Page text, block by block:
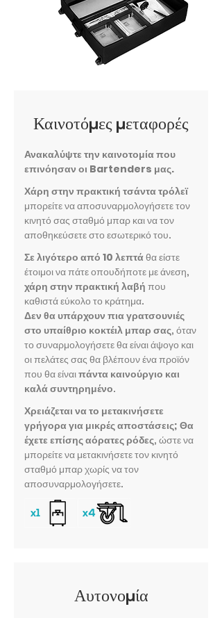
Καινοτόμες μεταφορές
Ανακαλύψτε την καινοτομία που
επινόησαν οι Bartenders μας.
Χάρη στην πρακτική τσάντα τρόλεϊ
μπορείτε να αποσυναρμολογήσετε τον
κινητό σας σταθμό μπαρ και να τον
αποθηκεύσετε στο εσωτερικό του.
Σε λιγότερο από 10 λεπτάθα είστε
έτοιμοι να πάτε οπουδήποτε με άνεση,
χάρη στην πρακτική λαβή που
καθιστά εύκολο το κράτημα.
Δεν θα υπάρχουν πια γρατσουνιές
στο υπαίθριο κοκτέιλ μπαρ σας, όταν
το συναρμολογήσετε θα είναι άψογο και
οι πελάτες σας θα βλέπουν ένα προϊόν
που θα είναιπάντα καινούργιο και
καλά συντηρημένο.
Χρειάζεται να το μετακινήσετε
γρήγορα για μικρές αποστάσεις; Θα
έχετε επίσης αόρατες ρόδες, ώστε να
μπορείτε να μετακινήσετε τον κινητό
σταθμό μπαρ χωρίς να τον
αποσυναρμολογήσετε.
Αυτονομία